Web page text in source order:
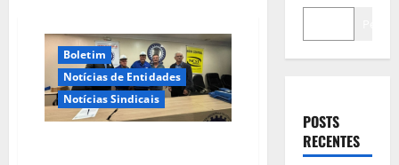
Boletim
Notícias de Entidades
Notícias Sindicais
POSTS
RECENTES